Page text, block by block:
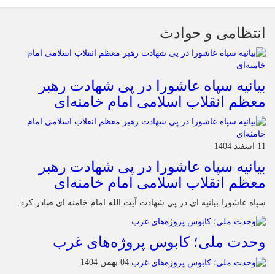
انتظامی و حوادث
بیانیه سپاه عاشورا در پی شهادت رهبر
معظم انقلاب اسلامی امام خامنه‌ای
11 اسفند 1404
بیانیه سپاه عاشورا در پی شهادت رهبر
معظم انقلاب اسلامی امام خامنه‌ای
سپاه عاشورا بیانیه ای در پی شهادت آیت الله امام خامنه ای صادر کرد.
وحدت ملی؛ کابوس پروژه‌های غرب
04 بهمن 1404